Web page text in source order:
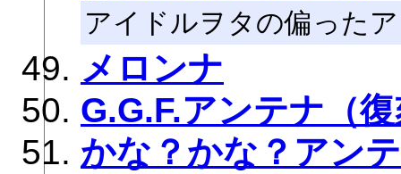
アイドルヲタの偏った
メロンナ
G.G.F.アンテナ（
かな？かな？アン